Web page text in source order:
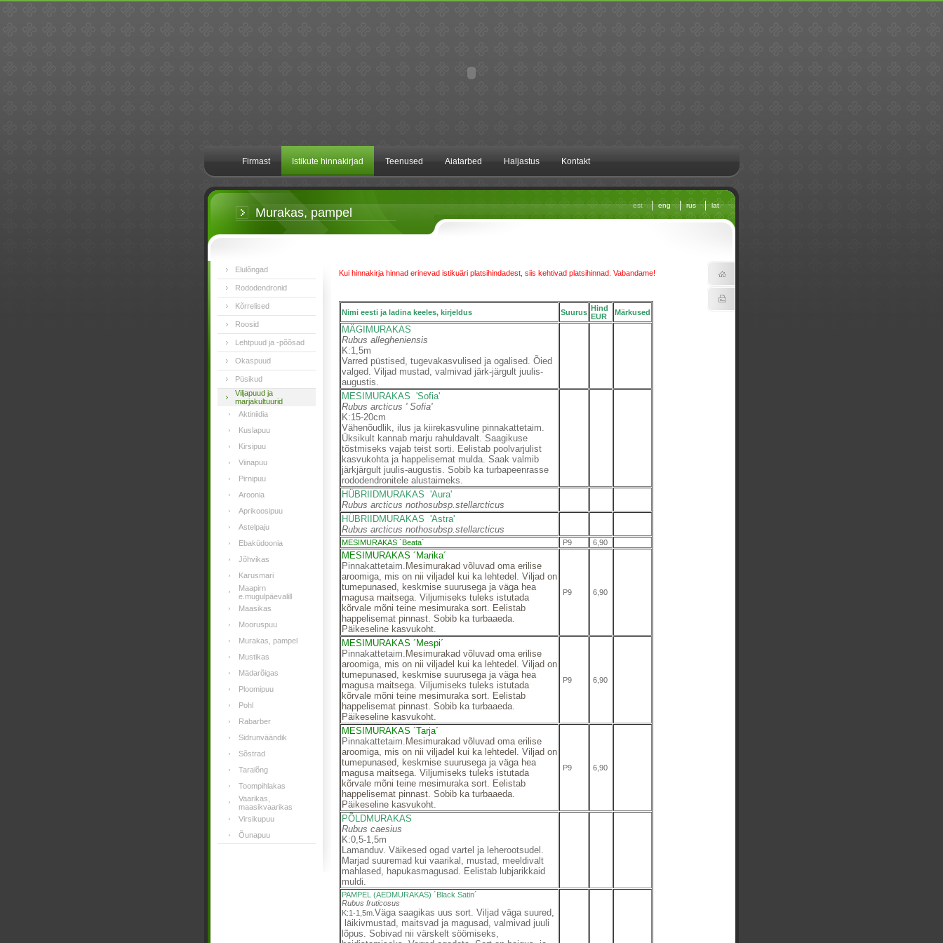
Firmast Istikute hinnakirjad Teenused Aiatarbed Haljastus Kontakt
Murakas, pampel
est eng rus lat
Elulõngad
Rododendronid
Kõrrelised
Roosid
Lehtpuud ja -põõsad
Okaspuud
Püsikud
Viljapuud ja
marjakultuurid
Aktiniidia
Kuslapuu
Kirsipuu
Viinapuu
Pirnipuu
Aroonia
Aprikoosipuu
Astelpaju
Ebaküdoonia
Jõhvikas
Karusmari
Maapirn
e.mugulpäevalill
Maasikas
Mooruspuu
Murakas, pampel
Mustikas
Mädarõigas
Ploomipuu
Pohl
Rabarber
Sidrunväändik
Sõstrad
Taralõng
Toompihlakas
Vaarikas,
maasikvaarikas
Virsikupuu
Õunapuu
Kui hinnakirja hinnad erinevad istikuäri platsihindadest, siis kehtivad platsihinnad. Vabandame!
Nimi eesti ja ladina keeles, kirjeldus Suurus Hind
EUR
Märkused
MÄGIMURAKAS
Rubus allegheniensis
K:1,5m
Varred püstised, tugevakasvulised ja ogalised. Õied
valged. Viljad mustad, valmivad järk-järgult juulis-
augustis.
MESIMURAKAS 'Sofia'
Rubus arcticus ' Sofia'
K:15-20cm
Vähenõudlik, ilus ja kiirekasvuline pinnakattetaim.
Üksikult kannab marju rahuldavalt. Saagikuse
tõstmiseks vajab teist sorti. Eelistab poolvarjulist
kasvukohta ja happelisemat mulda. Saak valmib
järkjärgult juulis-augustis. Sobib ka turbapeenrasse
rododendronitele alustaimeks.
HÜBRIIDMURAKAS 'Aura'
Rubus arcticus nothosubsp.stellarcticus
HÜBRIIDMURAKAS 'Astra'
Rubus arcticus nothosubsp.stellarcticus
MESIMURAKAS ´Beata´ P9 6,90
MESIMURAKAS ´Marika´
Pinnakattetaim. Mesimurakad võluvad oma erilise
aroomiga, mis on nii viljadel kui ka lehtedel. Viljad on
tumepunased, keskmise suurusega ja väga hea
magusa maitsega. Viljumiseks tuleks istutada
kõrvale mõni teine mesimuraka sort. Eelistab
happelisemat pinnast. Sobib ka turbaaeda.
Päikeseline kasvukoht.
P9 6,90
MESIMURAKAS ´Mespi´
Pinnakattetaim. Mesimurakad võluvad oma erilise
aroomiga, mis on nii viljadel kui ka lehtedel. Viljad on
tumepunased, keskmise suurusega ja väga hea
magusa maitsega. Viljumiseks tuleks istutada
kõrvale mõni teine mesimuraka sort. Eelistab
happelisemat pinnast. Sobib ka turbaaeda.
Päikeseline kasvukoht.
P9 6,90
MESIMURAKAS ´Tarja´
Pinnakattetaim. Mesimurakad võluvad oma erilise
aroomiga, mis on nii viljadel kui ka lehtedel. Viljad on
tumepunased, keskmise suurusega ja väga hea
magusa maitsega. Viljumiseks tuleks istutada
kõrvale mõni teine mesimuraka sort. Eelistab
happelisemat pinnast. Sobib ka turbaaeda.
Päikeseline kasvukoht.
P9 6,90
PÕLDMURAKAS
Rubus caesius
K:0,5-1,5m
Lamanduv. Väikesed ogad vartel ja leherootsudel.
Marjad suuremad kui vaarikal, mustad, meeldivalt
mahlased, hapukasmagusad. Eelistab lubjarikkaid
muldi.
PAMPEL (AEDMURAKAS) ´Black Satin´
Rubus fruticosus
K:1-1,5m. Väga saagikas uus sort. Viljad väga suured,
läikivmustad, maitsvad ja magusad, valmivad juuli
lõpus. Sobivad nii värskelt söömiseks,